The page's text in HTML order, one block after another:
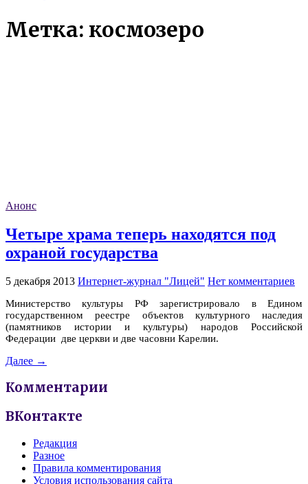
Метка: космозеро
Анонс
Четыре храма теперь находятся под
охраной государства
5 декабря 2013 Интернет-журнал "Лицей" Нет комментариев
Министерство культуры РФ зарегистрировало в Едином
государственном реестре объектов культурного наследия
(памятников истории и культуры) народов Российской
Федерации две церкви и две часовни Карелии.
Далее →
Комментарии
ВКонтакте
Редакция
Разное
Правила комментирования
Условия использования сайта